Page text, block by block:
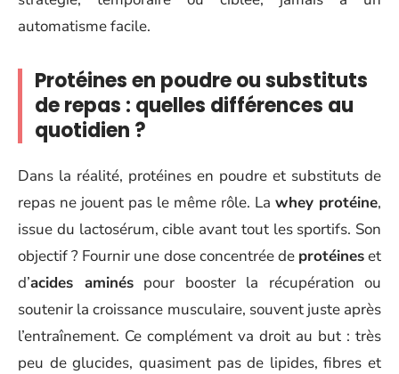
automatisme facile.
Protéines en poudre ou substituts
de repas : quelles différences au
quotidien ?
Dans la réalité, protéines en poudre et substituts de
repas ne jouent pas le même rôle. La whey protéine,
issue du lactosérum, cible avant tout les sportifs. Son
objectif ? Fournir une dose concentrée de protéineset
d’acides aminéspour booster la récupération ou
soutenir la croissance musculaire, souvent juste après
l’entraînement. Ce complément va droit au but : très
peu de glucides, quasiment pas de lipides, fibres et